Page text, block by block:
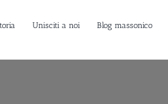
Unisciti a noi Blog massonico